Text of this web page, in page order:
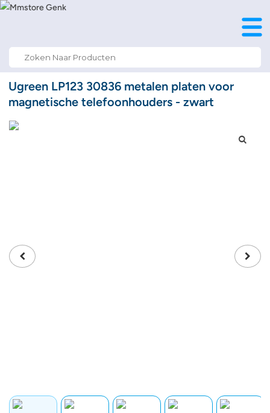
Ugreen LP123 30836 metalen platen voor
magnetische telefoonhouders - zwart